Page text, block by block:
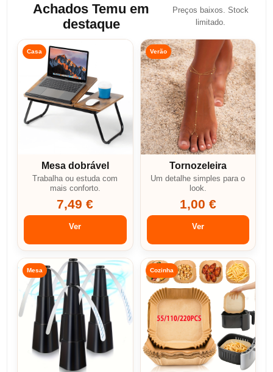
Achados Temu em
destaque
Preços baixos. Stock
limitado.
Casa
Mesa dobrável
Trabalha ou estuda com
mais conforto.
7,49 €
Ver
Verão
Tornozeleira
Um detalhe simples para o
look.
1,00 €
Ver
Mesa Cozinha